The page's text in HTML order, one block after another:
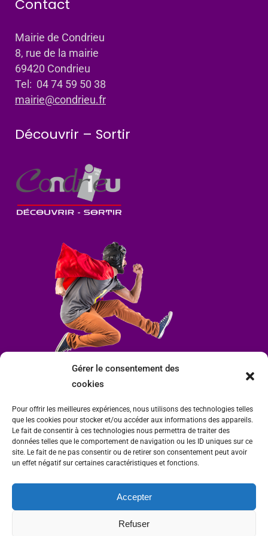
Gérer le consentement des
cookies
Pour offrir les meilleures expériences, nous utilisons des technologies telles
que les cookies pour stocker et/ou accéder aux informations des appareils.
Le fait de consentir à ces technologies nous permettra de traiter des
données telles que le comportement de navigation ou les ID uniques sur ce
site. Le fait de ne pas consentir ou de retirer son consentement peut avoir
un effet négatif sur certaines caractéristiques et fonctions.
Accepter
Refuser
Contact
Mairie de Condrieu
8, rue de la mairie
69420 Condrieu
Tel: 04 74 59 50 38
mairie@condrieu.fr
Découvrir – Sortir
Mairie de Condrieu | Copyright © 2023 |Mentions légales